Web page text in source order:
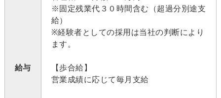
給与
※固定残業代３０時間含む（超過分別途支
給）
※経験者としての採用は当社の判断により
ます。
【歩合給】
営業成績に応じて毎月支給